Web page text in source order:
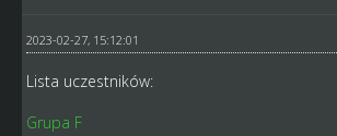
2023-02-27, 15:12:01
Lista uczestników:
Grupa F